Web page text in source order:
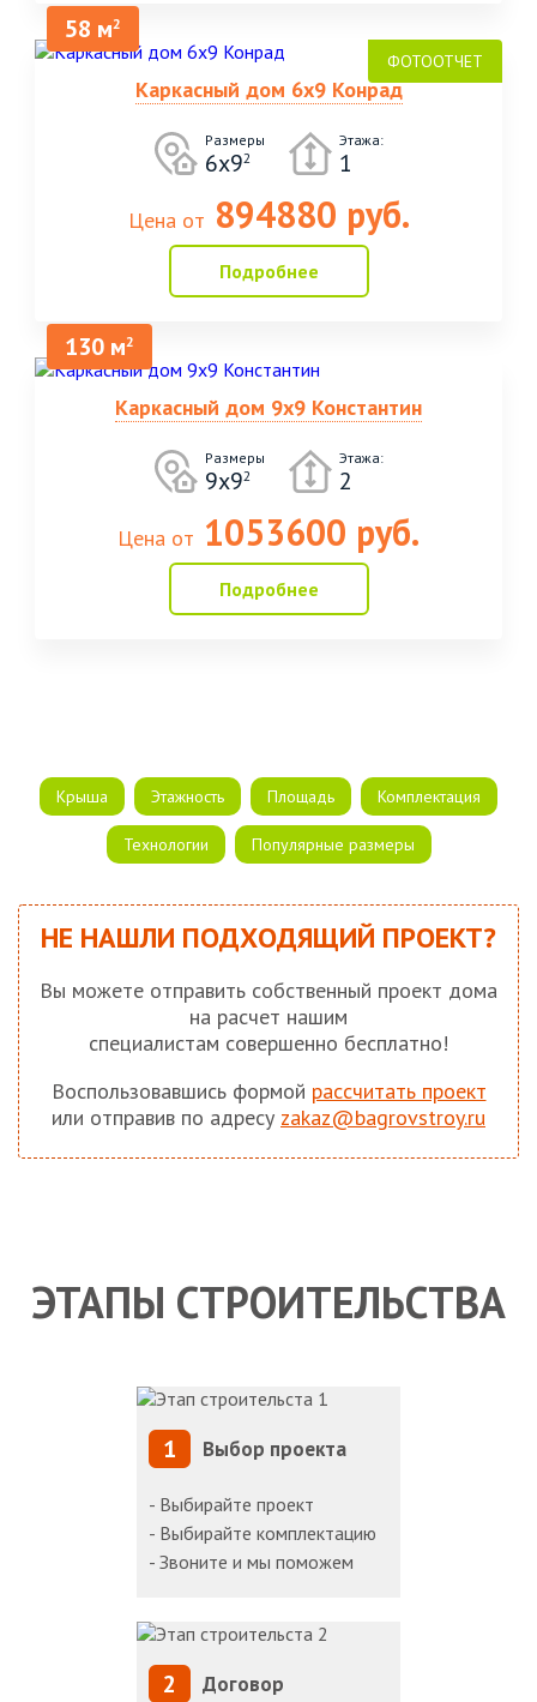
58 м2
Каркасный дом 6х9 Конрад
Размеры
6х92
Этажа:
1
Цена от 894880 руб.
Подробнее
130 м2
Каркасный дом 9х9 Константин
Размеры
9х92
Этажа:
2
Цена от 1053600 руб.
Подробнее
Крыша Этажность Площадь Комплектация
Технологии Популярные размеры
НЕ НАШЛИ ПОДХОДЯЩИЙ ПРОЕКТ?
Вы можете отправить собственный проект дома
на расчет нашим
специалистам совершенно бесплатно!
Воспользовавшись формой рассчитать проект
или отправив по адресу zakaz@bagrovstroy.ru
ЭТАПЫ СТРОИТЕЛЬСТВА
1 Выбор проекта
- Выбирайте проект
- Выбирайте комплектацию
- Звоните и мы поможем
2 Договор